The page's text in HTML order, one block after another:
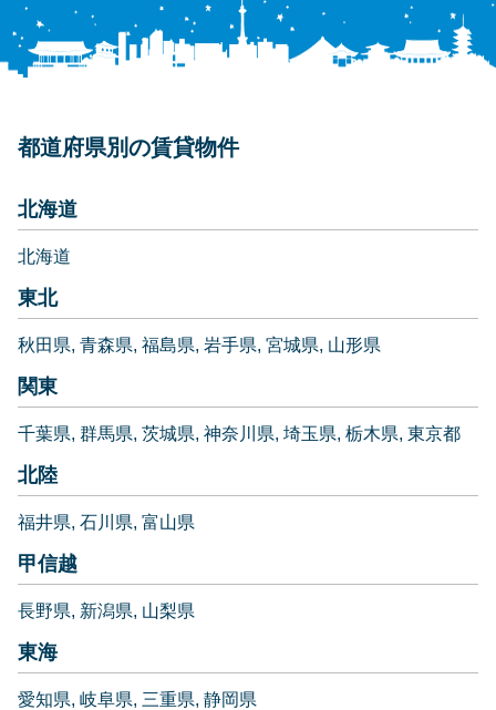
都道府県別の賃貸物件
北海道
北海道
東北
秋田県 青森県 福島県 岩手県 宮城県 山形県
関東
千葉県 群馬県 茨城県 神奈川県 埼玉県 栃木県 東京都
北陸
福井県 石川県 富山県
甲信越
長野県 新潟県 山梨県
東海
愛知県 岐阜県 三重県 静岡県